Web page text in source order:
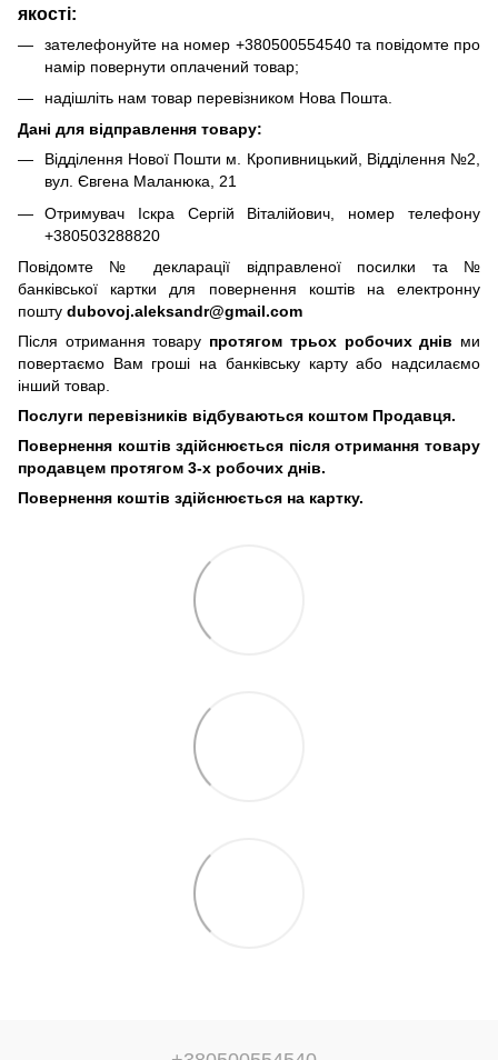
якості:
зателефонуйте на номер +380500554540 та повідомте про
намір повернути оплачений товар;
надішліть нам товар перевізником Нова Пошта.
Дані для відправлення товару:
Відділення Нової Пошти м. Кропивницький, Відділення №2,
вул. Євгена Маланюка, 21
Отримувач Іскра Сергій Віталійович, номер телефону
+380503288820
Повідомте № декларації відправленої посилки та №
банківської картки для повернення коштів на електронну
пошту dubovoj.aleksandr@gmail.com
Після отримання товару протягом трьох робочих днів ми
повертаємо Вам гроші на банківську карту або надсилаємо
інший товар.
Послуги перевізників відбуваються коштом Продавця.
Повернення коштів здійснюється після отримання товару
продавцем протягом 3-х робочих днів.
Повернення коштів здійснюється на картку.